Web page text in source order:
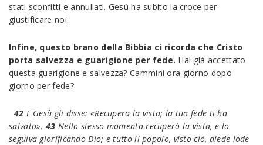
stati sconfitti e annullati. Gesù ha subito la croce per
giustificare noi.
Infine, questo brano della Bibbia ci ricorda che Cristo
porta salvezza e guarigione per fede. Hai già accettato
questa guarigione e salvezza? Cammini ora giorno dopo
giorno per fede?
42 E Gesù gli disse: «Recupera la vista; la tua fede ti ha
salvato». 43 Nello stesso momento recuperò la vista, e lo
seguiva glorificando Dio; e tutto il popolo, visto ciò, diede lode